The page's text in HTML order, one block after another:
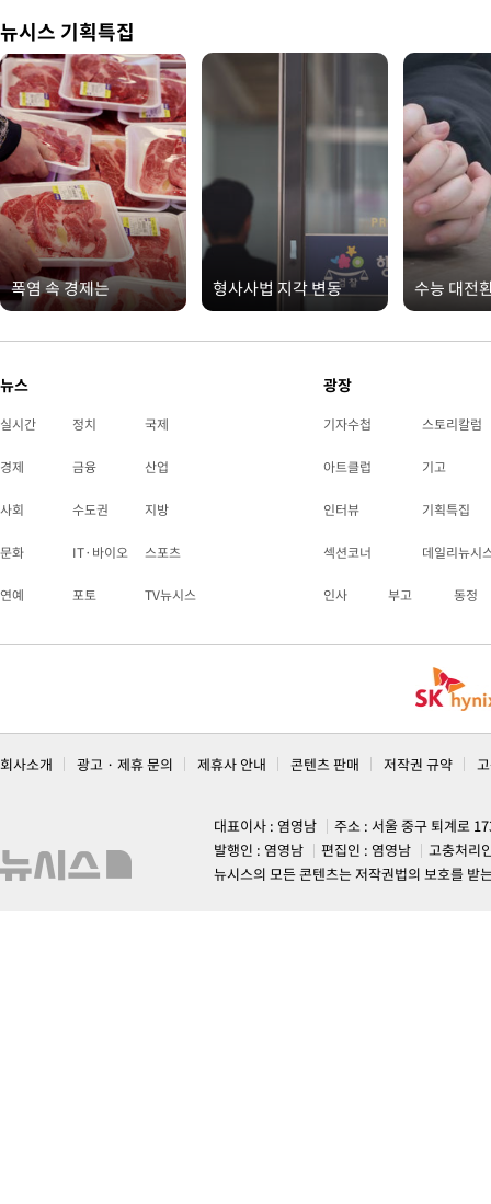
뉴시스 기획특집
폭염 속 경제는 형사사법 지각 변동 수능 대전
뉴스
실시간 정치 국제
경제 금융 산업
사회 수도권 지방
문화 IT·바이오 스포츠
연예 포토 TV뉴시스
광장
기자수첩 스토리칼럼
아트클럽 기고
인터뷰 기획특집
섹션코너 데일리뉴시
인사 부고 동정
회사소개 광고 · 제휴 문의 제휴사 안내 콘텐츠 판매 저작권 규약
대표이사 : 염영남
주소 : 서울 중구 퇴계로
발행인 : 염영남
편집인 : 염영남
고충처리
뉴시스의 모든 콘텐츠는 저작권법의 보호를